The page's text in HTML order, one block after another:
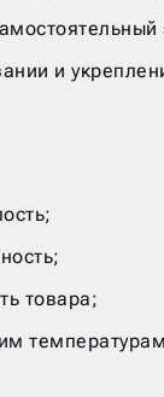
и
товара;